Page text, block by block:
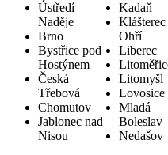
Ústředí
Naděje
Brno
Bystřice pod
Hostýnem
Česká
Třebová
Chomutov
Jablonec nad
Nisou
Kadaň
Klášterec
Ohří
Liberec
Litomyšl
Lovosice
Mladá
Boleslav
Nedašov